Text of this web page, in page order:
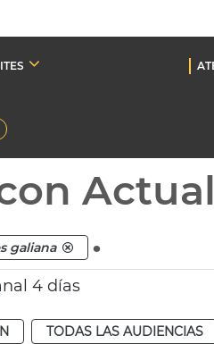
galiana .
4 días
TODAS LAS AUDIENCIAS